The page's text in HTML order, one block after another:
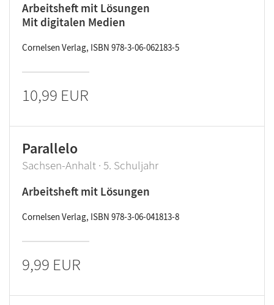
Arbeitsheft mit Lösungen
Mit digitalen Medien
Cornelsen Verlag, ISBN 978-3-06-062183-5
10,99 EUR
Parallelo
Sachsen-Anhalt · 5. Schuljahr
Arbeitsheft mit Lösungen
Cornelsen Verlag, ISBN 978-3-06-041813-8
9,99 EUR